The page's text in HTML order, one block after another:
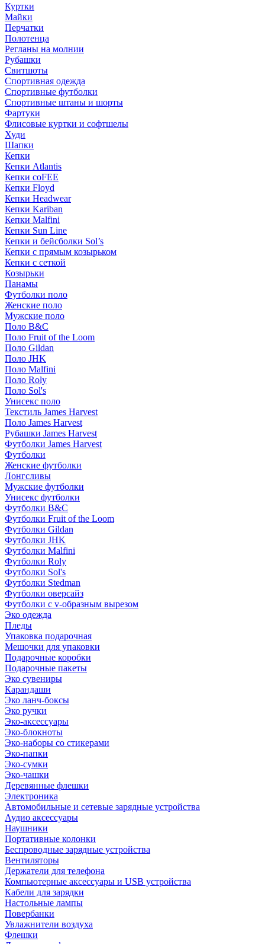
Куртки
Майки
Перчатки
Полотенца
Регланы на молнии
Рубашки
Свитшоты
Спортивная одежда
Спортивные футболки
Спортивные штаны и шорты
Фартуки
Флисовые куртки и софтшелы
Худи
Шапки
Кепки
Кепки Atlantis
Кепки coFEE
Кепки Floyd
Кепки Headwear
Кепки Kariban
Кепки Malfini
Кепки Sun Line
Кепки и бейсболки Sol’s
Кепки с прямым козырьком
Кепки с сеткой
Козырьки
Панамы
Футболки поло
Женские поло
Мужские поло
Поло B&C
Поло Fruit of the Loom
Поло Gildan
Поло JHK
Поло Malfini
Поло Roly
Поло Sol's
Унисекс поло
Текстиль James Harvest
Поло James Harvest
Рубашки James Harvest
Футболки James Harvest
Футболки
Женские футболки
Лонгсливы
Мужские футболки
Унисекс футболки
Футболки B&C
Футболки Fruit of the Loom
Футболки Gildan
Футболки JHK
Футболки Malfini
Футболки Roly
Футболки Sol's
Футболки Stedman
Футболки оверсайз
Футболки с v-образным вырезом
Эко одежда
Пледы
Упаковка подарочная
Мешочки для упаковки
Подарочные коробки
Подарочные пакеты
Эко сувениры
Карандаши
Эко ланч-боксы
Эко ручки
Эко-аксессуары
Эко-блокноты
Эко-наборы со стикерами
Эко-папки
Эко-сумки
Эко-чашки
Деревянные флешки
Электроника
Автомобильные и сетевые зарядные устройства
Аудио аксессуары
Наушники
Портативные колонки
Беспроводные зарядные устройства
Вентиляторы
Держатели для телефона
Компьютерные аксессуары и USB устройства
Кабели для зарядки
Настольные лампы
Повербанки
Увлажнители воздуха
Флешки